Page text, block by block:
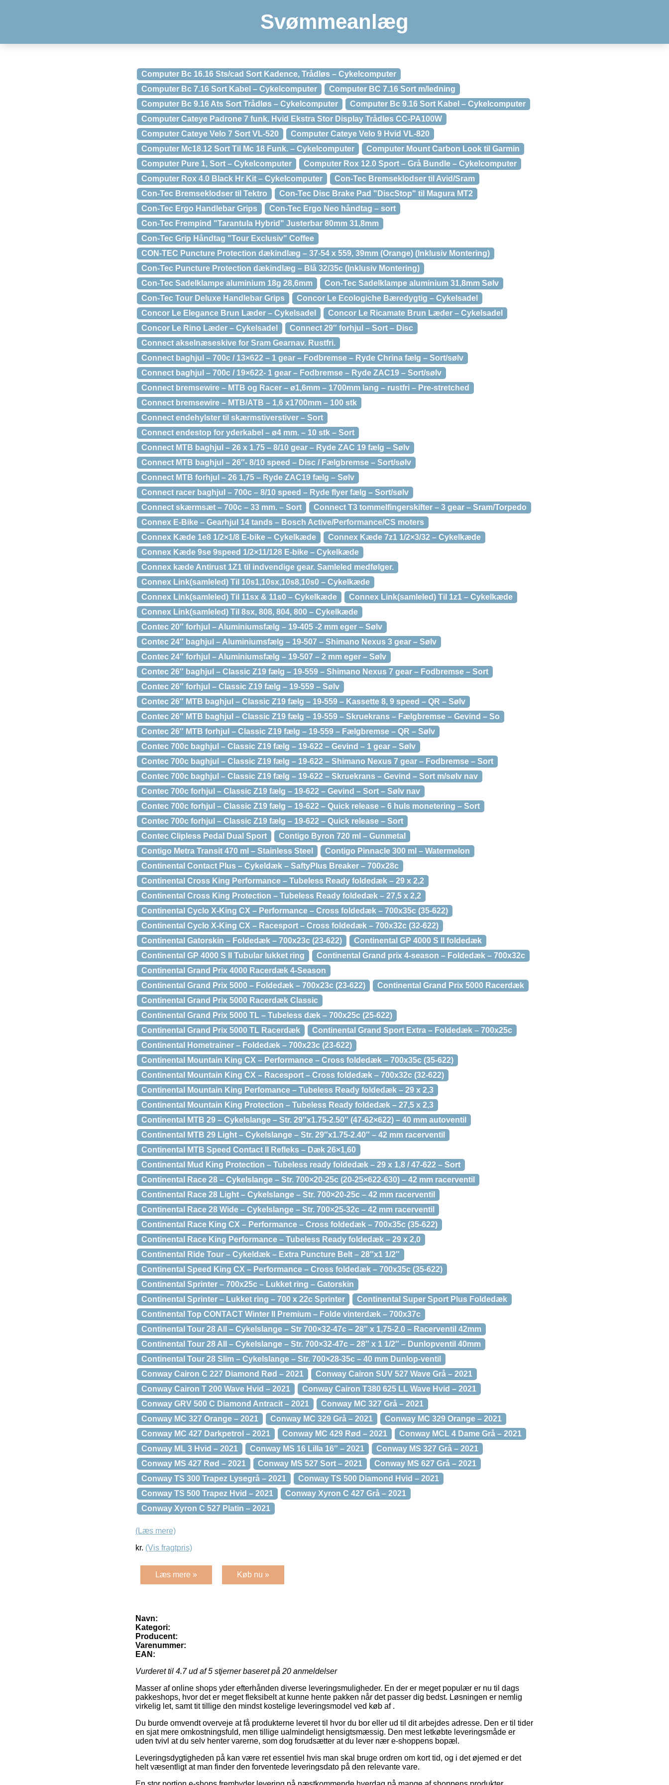
Svømmeanlæg
Computer Bc 16.16 Sts/cad Sort Kadence, Trådløs – Cykelcomputer
Computer Bc 7.16 Sort Kabel – Cykelcomputer
Computer BC 7.16 Sort m/ledning
Computer Bc 9.16 Ats Sort Trådløs – Cykelcomputer
Computer Bc 9.16 Sort Kabel – Cykelcomputer
Computer Cateye Padrone 7 funk. Hvid Ekstra Stor Display Trådløs CC-PA100W
Computer Cateye Velo 7 Sort VL-520
Computer Cateye Velo 9 Hvid VL-820
Computer Mc18.12 Sort Til Mc 18 Funk. – Cykelcomputer
Computer Mount Carbon Look til Garmin
Computer Pure 1, Sort – Cykelcomputer
Computer Rox 12.0 Sport – Grå Bundle – Cykelcomputer
Computer Rox 4.0 Black Hr Kit – Cykelcomputer
Con-Tec Bremseklodser til Avid/Sram
Con-Tec Bremseklodser til Tektro
Con-Tec Disc Brake Pad "DiscStop" til Magura MT2
Con-Tec Ergo Handlebar Grips
Con-Tec Ergo Neo håndtag – sort
Con-Tec Frempind "Tarantula Hybrid" Justerbar 80mm 31,8mm
Con-Tec Grip Håndtag "Tour Exclusiv" Coffee
CON-TEC Puncture Protection dækindlæg – 37-54 x 559, 39mm (Orange) (Inklusiv Montering)
Con-Tec Puncture Protection dækindlæg – Blå 32/35c (Inklusiv Montering)
Con-Tec Sadelklampe aluminium 18g 28,6mm
Con-Tec Sadelklampe aluminium 31,8mm Sølv
Con-Tec Tour Deluxe Handlebar Grips
Concor Le Ecologiche Bæredygtig – Cykelsadel
Concor Le Elegance Brun Læder – Cykelsadel
Concor Le Ricamate Brun Læder – Cykelsadel
Concor Le Rino Læder – Cykelsadel
Connect 29″ forhjul – Sort – Disc
Connect akselnæseskive for Sram Gearnav. Rustfri.
Connect baghjul – 700c / 13×622 – 1 gear – Fodbremse – Ryde Chrina fælg – Sort/sølv
Connect baghjul – 700c / 19×622- 1 gear – Fodbremse – Ryde ZAC19 – Sort/sølv
Connect bremsewire – MTB og Racer – ø1,6mm – 1700mm lang – rustfri – Pre-stretched
Connect bremsewire – MTB/ATB – 1,6 x1700mm – 100 stk
Connect endehylster til skærmstiverstiver – Sort
Connect endestop for yderkabel – ø4 mm. – 10 stk – Sort
Connect MTB baghjul – 26 x 1.75 – 8/10 gear – Ryde ZAC 19 fælg – Sølv
Connect MTB baghjul – 26″- 8/10 speed – Disc / Fælgbremse – Sort/sølv
Connect MTB forhjul – 26 1,75 – Ryde ZAC19 fælg – Sølv
Connect racer baghjul – 700c – 8/10 speed – Ryde flyer fælg – Sort/sølv
Connect skærmsæt – 700c – 33 mm. – Sort
Connect T3 tommelfingerskifter – 3 gear – Sram/Torpedo
Connex E-Bike – Gearhjul 14 tands – Bosch Active/Performance/CS moters
Connex Kæde 1e8 1/2×1/8 E-bike – Cykelkæde
Connex Kæde 7z1 1/2×3/32 – Cykelkæde
Connex Kæde 9se 9speed 1/2×11/128 E-bike – Cykelkæde
Connex kæde Antirust 1Z1 til indvendige gear. Samleled medfølger.
Connex Link(samleled) Til 10s1,10sx,10s8,10s0 – Cykelkæde
Connex Link(samleled) Til 11sx & 11s0 – Cykelkæde
Connex Link(samleled) Til 1z1 – Cykelkæde
Connex Link(samleled) Til 8sx, 808, 804, 800 – Cykelkæde
Contec 20″ forhjul – Aluminiumsfælg – 19-405 -2 mm eger – Sølv
Contec 24″ baghjul – Aluminiumsfælg – 19-507 – Shimano Nexus 3 gear – Sølv
Contec 24″ forhjul – Aluminiumsfælg – 19-507 – 2 mm eger – Sølv
Contec 26″ baghjul – Classic Z19 fælg – 19-559 – Shimano Nexus 7 gear – Fodbremse – Sort
Contec 26″ forhjul – Classic Z19 fælg – 19-559 – Sølv
Contec 26″ MTB baghjul – Classic Z19 fælg – 19-559 – Kassette 8, 9 speed – QR – Sølv
Contec 26″ MTB baghjul – Classic Z19 fælg – 19-559 – Skruekrans – Fælgbremse – Gevind – So
Contec 26″ MTB forhjul – Classic Z19 fælg – 19-559 – Fælgbremse – QR – Sølv
Contec 700c baghjul – Classic Z19 fælg – 19-622 – Gevind – 1 gear – Sølv
Contec 700c baghjul – Classic Z19 fælg – 19-622 – Shimano Nexus 7 gear – Fodbremse – Sort
Contec 700c baghjul – Classic Z19 fælg – 19-622 – Skruekrans – Gevind – Sort m/sølv nav
Contec 700c forhjul – Classic Z19 fælg – 19-622 – Gevind – Sort – Sølv nav
Contec 700c forhjul – Classic Z19 fælg – 19-622 – Quick release – 6 huls monetering – Sort
Contec 700c forhjul – Classic Z19 fælg – 19-622 – Quick release – Sort
Contec Clipless Pedal Dual Sport
Contigo Byron 720 ml – Gunmetal
Contigo Metra Transit 470 ml – Stainless Steel
Contigo Pinnacle 300 ml – Watermelon
Continental Contact Plus – Cykeldæk – SaftyPlus Breaker – 700x28c
Continental Cross King Performance – Tubeless Ready foldedæk – 29 x 2,2
Continental Cross King Protection – Tubeless Ready foldedæk – 27,5 x 2,2
Continental Cyclo X-King CX – Performance – Cross foldedæk – 700x35c (35-622)
Continental Cyclo X-King CX – Racesport – Cross foldedæk – 700x32c (32-622)
Continental Gatorskin – Foldedæk – 700x23c (23-622)
Continental GP 4000 S II foldedæk
Continental GP 4000 S II Tubular lukket ring
Continental Grand prix 4-season – Foldedæk – 700x32c
Continental Grand Prix 4000 Racerdæk 4-Season
Continental Grand Prix 5000 – Foldedæk – 700x23c (23-622)
Continental Grand Prix 5000 Racerdæk
Continental Grand Prix 5000 Racerdæk Classic
Continental Grand Prix 5000 TL – Tubeless dæk – 700x25c (25-622)
Continental Grand Prix 5000 TL Racerdæk
Continental Grand Sport Extra – Foldedæk – 700x25c
Continental Hometrainer – Foldedæk – 700x23c (23-622)
Continental Mountain King CX – Performance – Cross foldedæk – 700x35c (35-622)
Continental Mountain King CX – Racesport – Cross foldedæk – 700x32c (32-622)
Continental Mountain King Perfomance – Tubeless Ready foldedæk – 29 x 2,3
Continental Mountain King Protection – Tubeless Ready foldedæk – 27,5 x 2,3
Continental MTB 29 – Cykelslange – Str. 29″x1.75-2.50″ (47-62×622) – 40 mm autoventil
Continental MTB 29 Light – Cykelslange – Str. 29″x1.75-2.40″ – 42 mm racerventil
Continental MTB Speed Contact II Refleks – Dæk 26×1,60
Continental Mud King Protection – Tubeless ready foldedæk – 29 x 1,8 / 47-622 – Sort
Continental Race 28 – Cykelslange – Str. 700×20-25c (20-25×622-630) – 42 mm racerventil
Continental Race 28 Light – Cykelslange – Str. 700×20-25c – 42 mm racerventil
Continental Race 28 Wide – Cykelslange – Str. 700×25-32c – 42 mm racerventil
Continental Race King CX – Performance – Cross foldedæk – 700x35c (35-622)
Continental Race King Performance – Tubeless Ready foldedæk – 29 x 2,0
Continental Ride Tour – Cykeldæk – Extra Puncture Belt – 28″x1 1/2″
Continental Speed King CX – Performance – Cross foldedæk – 700x35c (35-622)
Continental Sprinter – 700x25c – Lukket ring – Gatorskin
Continental Sprinter – Lukket ring – 700 x 22c Sprinter
Continental Super Sport Plus Foldedæk
Continental Top CONTACT Winter II Premium – Folde vinterdæk – 700x37c
Continental Tour 28 All – Cykelslange – Str 700×32-47c – 28″ x 1,75-2.0 – Racerventil 42mm
Continental Tour 28 All – Cykelslange – Str. 700×32-47c – 28″ x 1 1/2″ – Dunlopventil 40mm
Continental Tour 28 Slim – Cykelslange – Str. 700×28-35c – 40 mm Dunlop-ventil
Conway Cairon C 227 Diamond Rød – 2021
Conway Cairon SUV 527 Wave Grå – 2021
Conway Cairon T 200 Wave Hvid – 2021
Conway Cairon T380 625 LL Wave Hvid – 2021
Conway GRV 500 C Diamond Antracit – 2021
Conway MC 327 Grå – 2021
Conway MC 327 Orange – 2021
Conway MC 329 Grå – 2021
Conway MC 329 Orange – 2021
Conway MC 427 Darkpetrol – 2021
Conway MC 429 Rød – 2021
Conway MCL 4 Dame Grå – 2021
Conway ML 3 Hvid – 2021
Conway MS 16 Lilla 16″ – 2021
Conway MS 327 Grå – 2021
Conway MS 427 Rød – 2021
Conway MS 527 Sort – 2021
Conway MS 627 Grå – 2021
Conway TS 300 Trapez Lysegrå – 2021
Conway TS 500 Diamond Hvid – 2021
Conway TS 500 Trapez Hvid – 2021
Conway Xyron C 427 Grå – 2021
Conway Xyron C 527 Platin – 2021
(Læs mere)
kr. (Vis fragtpris)
Læs mere » Køb nu »
Navn:
Kategori:
Producent:
Varenummer:
EAN:
Vurderet til 4.7ud af 5 stjerner baseret på 20 anmeldelser
Masser af online shops yder efterhånden diverse leveringsmuligheder. En der er meget populær er nu til dags
pakkeshops, hvor det er meget fleksibelt at kunne hente pakken når det passer dig bedst. Løsningen er nemlig
virkelig let, samt tit tillige den mindst kostelige leveringsmodel ved køb af .
Du burde omvendt overveje at få produkterne leveret til hvor du bor eller ud til dit arbejdes adresse. Den er til tider
en sjat mere omkostningsfuld, men tillige ualmindeligt hensigtsmæssig. Den mest letkøbte leveringsmåde er
uden tvivl at du selv henter varerne, som dog forudsætter at du lever nær e-shoppens bopæl.
Leveringsdygtigheden på kan være ret essentiel hvis man skal bruge ordren om kort tid, og i det øjemed er det
helt væsentligt at man finder den forventede leveringsdato på den relevante vare.